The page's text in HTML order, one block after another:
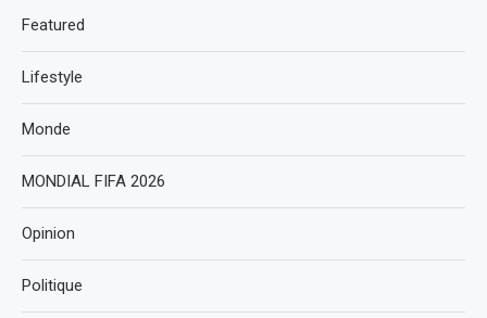
Featured
Lifestyle
Monde
MONDIAL FIFA 2026
Opinion
Politique